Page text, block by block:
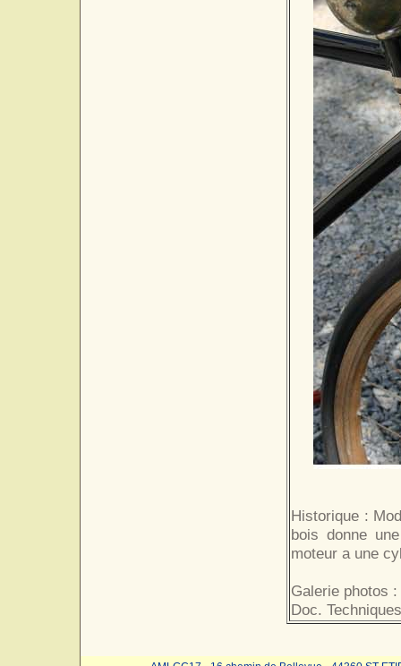
Historique :
bois donne
moteur a une
Galerie photos :
Doc.